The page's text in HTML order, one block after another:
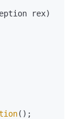
rex)
();